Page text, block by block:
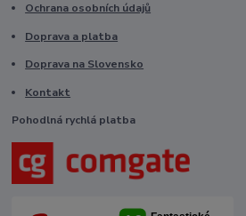
Ochrana osobních údajů
Doprava a platba
Doprava na Slovensko
Kontakt
Pohodlná rychlá platba